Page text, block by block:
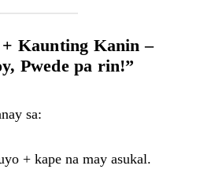
Kaunting Kanin –
Pwede pa rin!”
sa:
+ kape na may asukal.